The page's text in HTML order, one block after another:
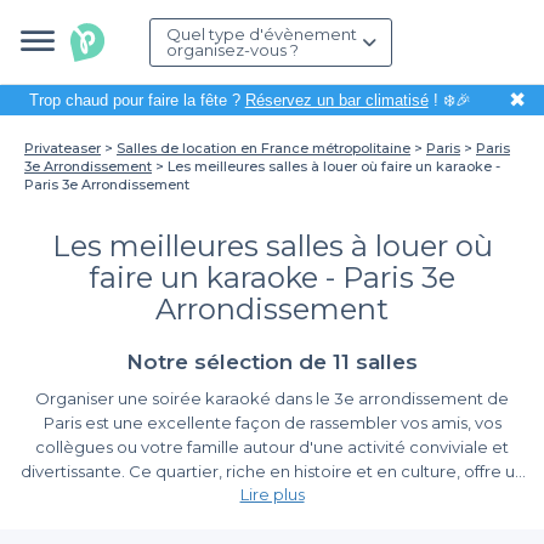
Quel type d'évènement
organisez-vous ?
Trop chaud pour faire la fête ? Réservez un bar climatisé! ❄️🎉 ✖
Privateaser Salles de location en France métropolitaine Paris
Paris
3e Arrondissement
Les meilleures salles à louer où faire un karaoke -
Paris 3e Arrondissement
Les meilleures salles à louer où
faire un karaoke - Paris 3e
Arrondissement
Notre sélection de 11 salles
Organiser une soirée karaoké dans le 3e arrondissement de
Paris est une excellente façon de rassembler vos amis, vos
collègues ou votre famille autour d'une activité conviviale et
divertissante. Ce quartier, riche en histoire et en culture, offre un
cadre idéal pour une nuit inoubliable rythmée par vos chansons
Lire plus